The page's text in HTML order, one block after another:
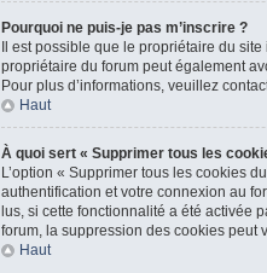
Pourquoi ne puis-je pas m’inscrire ?
Il est possible que le propriétaire du
propriétaire du forum peut également
Pour plus d’informations, veuillez
Haut
À quoi sert « Supprimer tous les
L’option « Supprimer tous les cookies
authentification et votre connexion au
lus, si cette fonctionnalité a été activée
forum, la suppression des cookies peut
Haut